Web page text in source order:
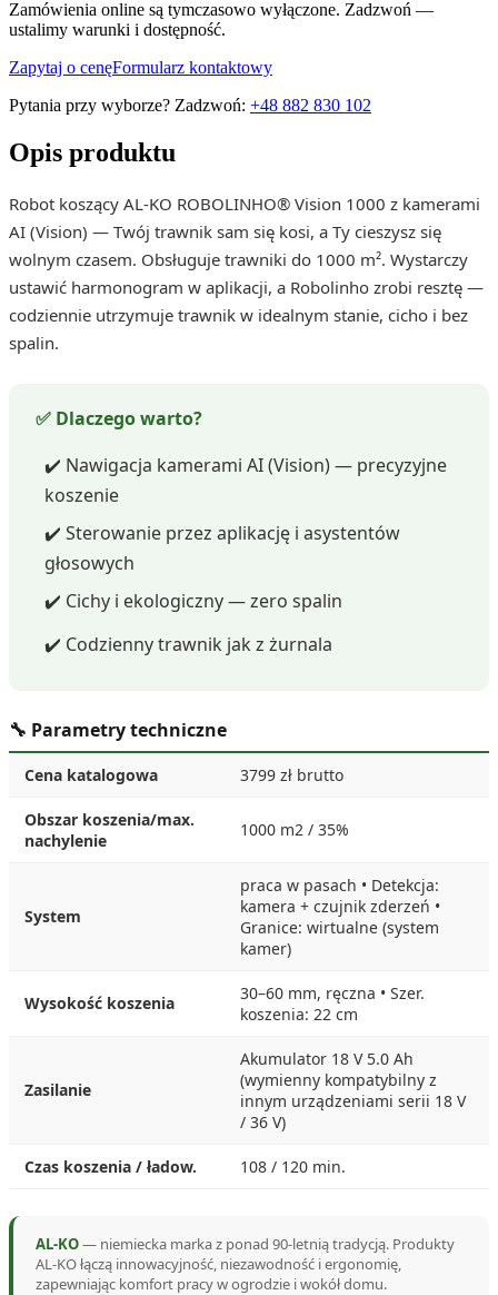
Zamówienia online są tymczasowo wyłączone. Zadzwoń —
ustalimy warunki i dostępność.
Zapytaj o cenęFormularz kontaktowy
Pytania przy wyborze? Zadzwoń: +48 882 830 102
Opis produktu
Robot koszący AL-KO ROBOLINHO® Vision 1000 z kamerami
AI (Vision) — Twój trawnik sam się kosi, a Ty cieszysz się
wolnym czasem. Obsługuje trawniki do 1000 m². Wystarczy
ustawić harmonogram w aplikacji, a Robolinho zrobi resztę —
codziennie utrzymuje trawnik w idealnym stanie, cicho i bez
spalin.
✅ Dlaczego warto?
✔️ Nawigacja kamerami AI (Vision) — precyzyjne
koszenie
✔️ Sterowanie przez aplikację i asystentów
głosowych
✔️ Cichy i ekologiczny — zero spalin
✔️ Codzienny trawnik jak z żurnala
🔧 Parametry techniczne
Cena katalogowa 3799 zł brutto
Obszar koszenia/max.
nachylenie
1000 m2 / 35%
System
praca w pasach • Detekcja:
kamera + czujnik zderzeń •
Granice: wirtualne (system
kamer)
Wysokość koszenia
30–60 mm, ręczna • Szer.
koszenia: 22 cm
Zasilanie
Akumulator 18 V 5.0 Ah
(wymienny kompatybilny z
innym urządzeniami serii 18 V
/ 36 V)
Czas koszenia / ładow. 108 / 120 min.
AL-KO— niemiecka marka z ponad 90-letnią tradycją. Produkty
AL-KO łączą innowacyjność, niezawodność i ergonomię,
zapewniając komfort pracy w ogrodzie i wokół domu.